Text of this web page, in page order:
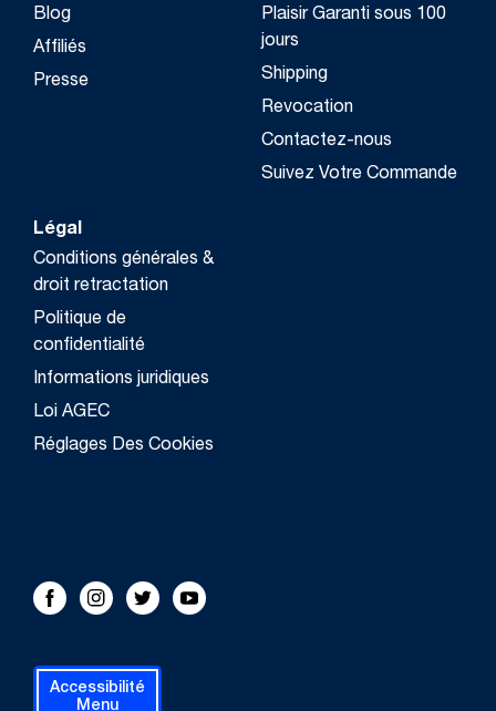
Blog
Affiliés
Presse
Plaisir Garanti sous 100
jours
Shipping
Revocation
Contactez-nous
Suivez Votre Commande
Légal
Conditions générales &
droit retractation
Politique de
confidentialité
Informations juridiques
Loi AGEC
Réglages Des Cookies
FOLLOW US!
FacebookInstagram
TwitterYoutube
Accessibilité
Menu